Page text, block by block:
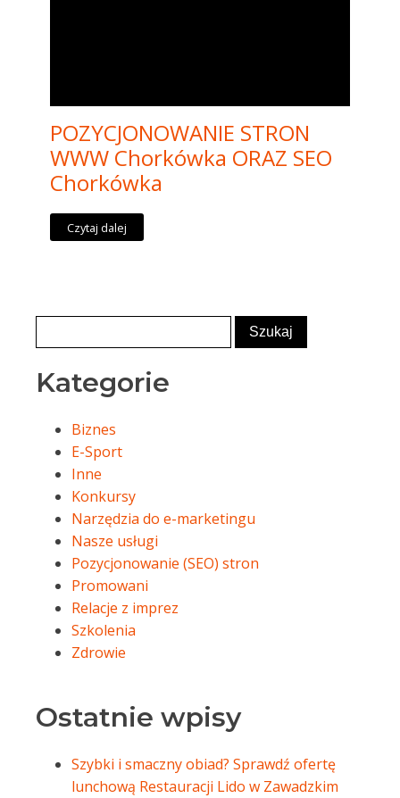
POZYCJONOWANIE STRON
WWW Chorkówka ORAZ SEO
Chorkówka
Czytaj dalej
Kategorie
Biznes
E-Sport
Inne
Konkursy
Narzędzia do e-marketingu
Nasze usługi
Pozycjonowanie (SEO) stron
Promowani
Relacje z imprez
Szkolenia
Zdrowie
Ostatnie wpisy
Szybki i smaczny obiad? Sprawdź ofertę
lunchową Restauracji Lido w Zawadzkim